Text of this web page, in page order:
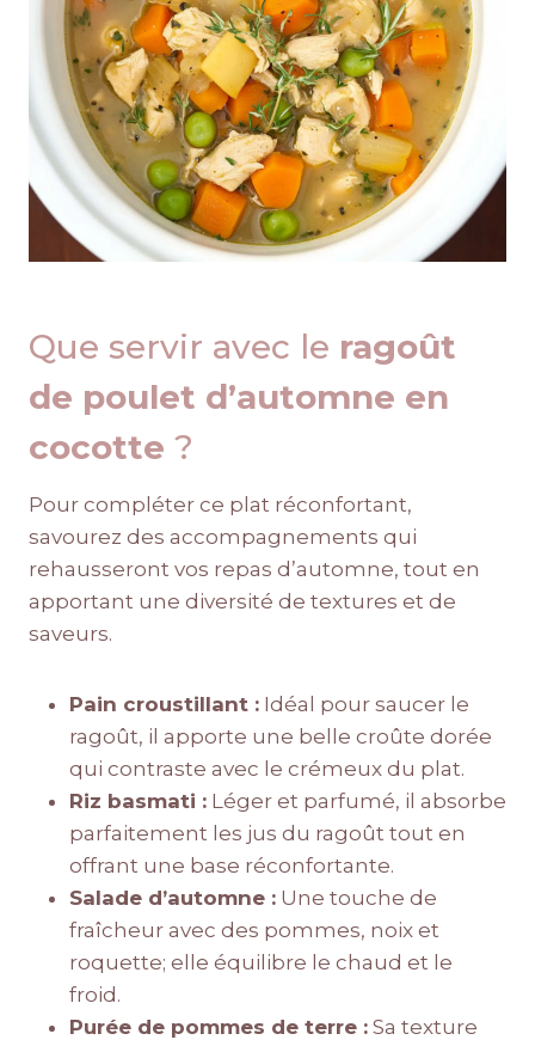
Que servir avec le ragoût
de poulet d’automne en
cocotte ?
Pour compléter ce plat réconfortant,
savourez des accompagnements qui
rehausseront vos repas d’automne, tout en
apportant une diversité de textures et de
saveurs.
Pain croustillant : Idéal pour saucer le
ragoût, il apporte une belle croûte dorée
qui contraste avec le crémeux du plat.
Riz basmati : Léger et parfumé, il absorbe
parfaitement les jus du ragoût tout en
offrant une base réconfortante.
Salade d’automne : Une touche de
fraîcheur avec des pommes, noix et
roquette; elle équilibre le chaud et le
froid.
Purée de pommes de terre : Sa texture